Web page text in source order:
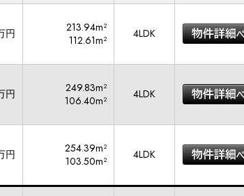
円
213.94m²
112.61m²
4LDK
円
249.83m²
106.40m²
4LDK
円
254.39m²
103.50m²
4LDK